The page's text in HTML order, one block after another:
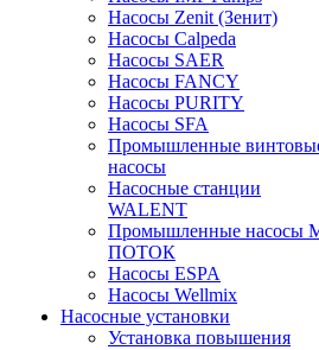
Насосы Zenit (Зенит)
Насосы Calpeda
Насосы SAER
Насосы FANCY
Насосы PURITY
Насосы SFA
Промышленные
насосы
Насосные станции
WALENT
Промышленные насосы
ПОТОК
Насосы ESPA
Насосы Wellmix
Насосные установки
Установка повышения